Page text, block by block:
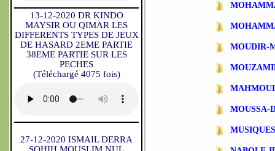
13-12-2020 DR KINDO
MAYSIR OU QIMAR LES
DIFFERENTS TYPES DE JEUX
DE HASARD 2EME PARTIE
38EME PARTIE SUR LES
PECHES
(Téléchargé 4075 fois)
27-12-2020 ISMAIL DERRA
MOUDIR-
MOUSSA-